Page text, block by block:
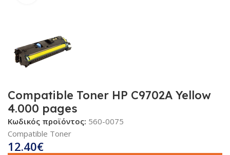
Compatible Toner HP C9702A Yellow
4.000 pages
Κωδικός προϊόντος: 560-0075
Compatible Toner
12.40€